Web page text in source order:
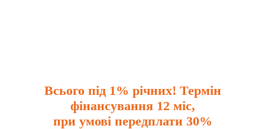
Всього під 1% річних! Термін
фінансування 12 міс,
при умові передплати 30%